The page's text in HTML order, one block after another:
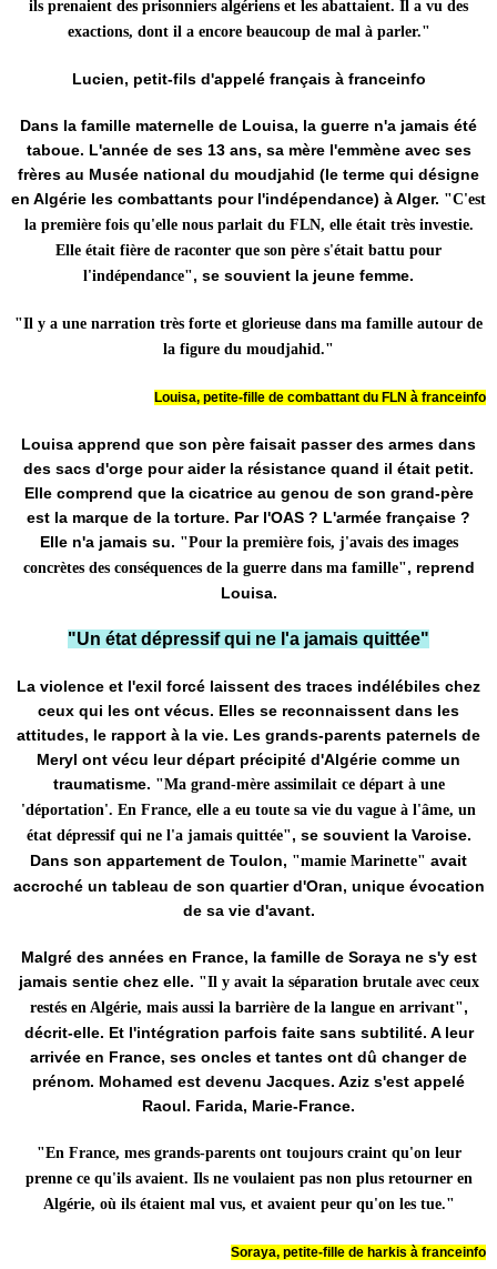
ils prenaient des prisonniers algériens et les abattaient. Il a vu des
exactions, dont il a encore beaucoup de mal à parler."
Lucien, petit-fils d'appelé français à franceinfo
Dans la famille maternelle de Louisa, la guerre n'a jamais été
taboue. L'année de ses 13 ans, sa mère l'emmène avec ses
frères au Musée national du moudjahid (le terme qui désigne
en Algérie les combattants pour l'indépendance) à Alger. "C'est
la première fois qu'elle nous parlait du FLN, elle était très investie.
Elle était fière de raconter que son père s'était battu pour
l'indépendance", se souvient la jeune femme.
"Il y a une narration très forte et glorieuse dans ma famille autour de
la figure du moudjahid."
Louisa, petite-fille de combattant du FLN à franceinfo
Louisa apprend que son père faisait passer des armes dans
des sacs d'orge pour aider la résistance quand il était petit.
Elle comprend que la cicatrice au genou de son grand-père
est la marque de la torture. Par l'OAS ? L'armée française ?
Elle n'a jamais su. "Pour la première fois, j'avais des images
concrètes des conséquences de la guerre dans ma famille", reprend
Louisa.
"Un état dépressif qui ne l'a jamais quittée"
La violence et l'exil forcé laissent des traces indélébiles chez
ceux qui les ont vécus. Elles se reconnaissent dans les
attitudes, le rapport à la vie. Les grands-parents paternels de
Meryl ont vécu leur départ précipité d'Algérie comme un
traumatisme. "Ma grand-mère assimilait ce départ à une
'déportation'. En France, elle a eu toute sa vie du vague à l'âme, un
état dépressif qui ne l'a jamais quittée", se souvient la Varoise.
Dans son appartement de Toulon, "mamie Marinette" avait
accroché un tableau de son quartier d'Oran, unique évocation
de sa vie d'avant.
Malgré des années en France, la famille de Soraya ne s'y est
jamais sentie chez elle. "Il y avait la séparation brutale avec ceux
restés en Algérie, mais aussi la barrière de la langue en arrivant",
décrit-elle. Et l'intégration parfois faite sans subtilité. A leur
arrivée en France, ses oncles et tantes ont dû changer de
prénom. Mohamed est devenu Jacques. Aziz s'est appelé
Raoul. Farida, Marie-France.
"En France, mes grands-parents ont toujours craint qu'on leur
prenne ce qu'ils avaient. Ils ne voulaient pas non plus retourner en
Algérie, où ils étaient mal vus, et avaient peur qu'on les tue."
Soraya, petite-fille de harkis à franceinfo